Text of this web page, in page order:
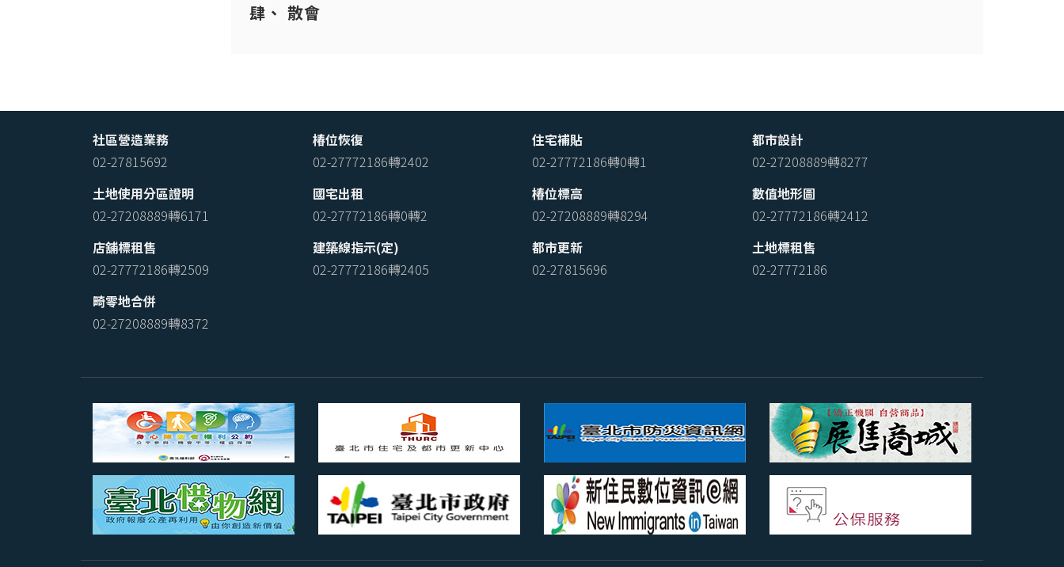
散會
社區營造業務
02-27815692
椿位恢復
02-27772186轉2402
住宅補貼
02-27772186轉0轉1
都市設計
02-27208889轉8277
土地使用分區證明
02-27208889轉6171
國宅出租
02-27772186轉0轉2
椿位標高
02-27208889轉8294
數值地形圖
02-27772186轉2412
店舖標租售
02-27772186轉2509
建築線指示(定)
02-27772186轉2405
都市更新
02-27815696
土地標租售
02-27772186
畸零地合併
02-27208889轉8372